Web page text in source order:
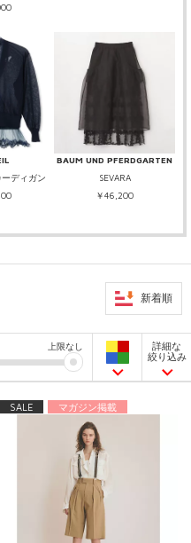
ディガン
BAUM UND PFERDGARTEN
SEVARA
￥46,200
新着順
上限なし
詳細な
絞り込み
SALE マガジン掲載